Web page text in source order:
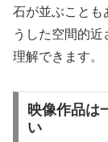
石が並ぶことも
うした空間的
理解できます。
映像作品は
い